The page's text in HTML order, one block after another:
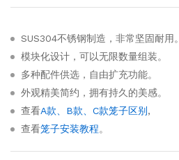
SUS304不锈钢制造，非常坚固耐用。
模块化设计，可以无限数量组装。
多种配件供选，自由扩充功能。
外观精美简约，拥有持久的美感。
查看A款、B款、C款笼子区别 ,
查看笼子安装教程。